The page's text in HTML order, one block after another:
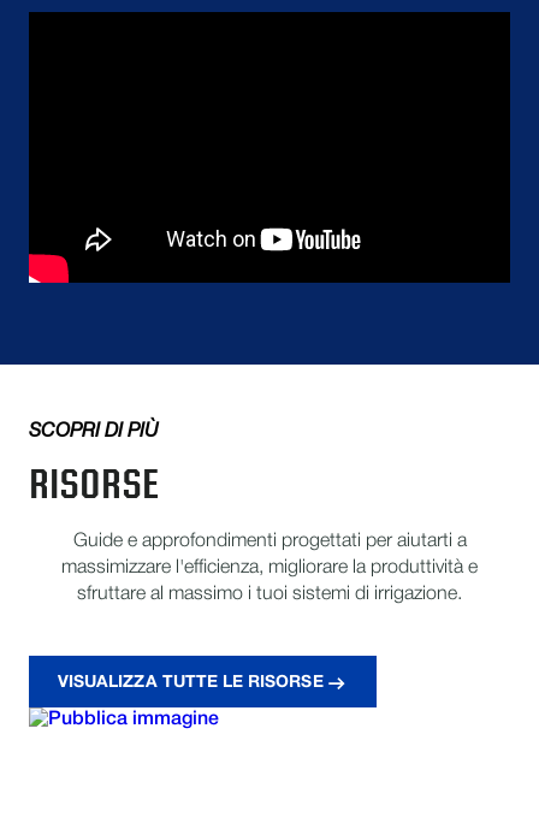
SCOPRI DI PIÙ
RISORSE
Guide e approfondimenti progettati per aiutarti a
massimizzare l'efficienza, migliorare la produttività e
sfruttare al massimo i tuoi sistemi di irrigazione.
VISUALIZZA TUTTE LE RISORSE